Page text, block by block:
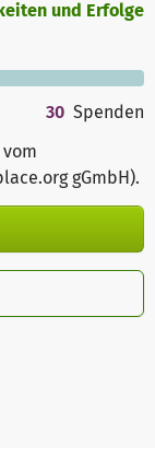
und Erfolge
30 Spenden
vom
gGmbH).